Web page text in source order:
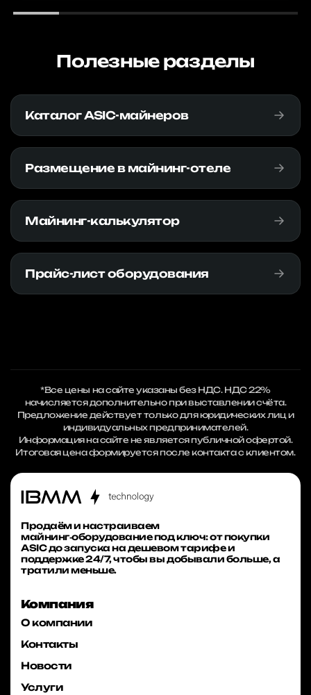
Полезные разделы
Каталог ASIC-майнеров
Размещение в майнинг-отеле
Майнинг-калькулятор
Прайс-лист оборудования
*Все цены на сайте указаны без НДС. НДС 22%
начисляется дополнительно при выставлении счёта.
Предложение действует только для юридических лиц и
индивидуальных предпринимателей.
Информация на сайте не является публичной офертой.
Итоговая цена формируется после контакта с клиентом.
Продаём и настраиваем
майнинг‑оборудование под ключ: от покупки
ASIC до запуска на дешевом тарифе и
поддержке 24/7, чтобы вы добывали больше, а
тратили меньше.
Компания
О компании
Контакты
Новости
Услуги